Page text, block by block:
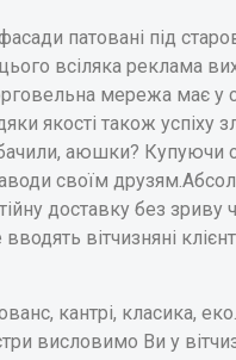
патовані під
всіляка реклама
мережа має
якості також успіху
аюшки? Купуючи
своїм
доставку без
вітчизняні
кантрі, класика,
висловимо Ви у